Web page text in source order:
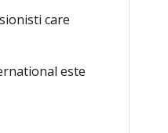
care
este